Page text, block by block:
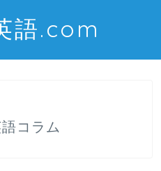
語.com
コラム